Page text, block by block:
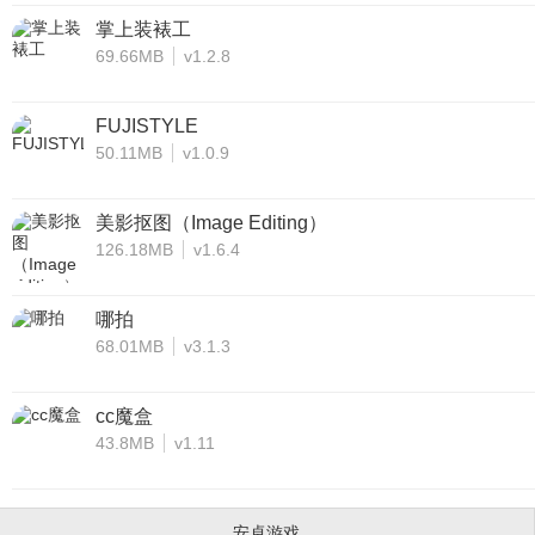
掌上装裱工
69.66MB v1.2.8
FUJISTYLE
50.11MB v1.0.9
美影抠图（Image Editing）
126.18MB v1.6.4
哪拍
68.01MB v3.1.3
cc魔盒
43.8MB v1.11